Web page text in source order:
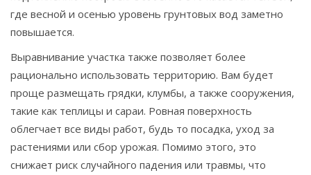
где весной и осенью уровень грунтовых вод заметно
повышается.
Выравнивание участка также позволяет более
рационально использовать территорию. Вам будет
проще размещать грядки, клумбы, а также сооружения,
такие как теплицы и сараи. Ровная поверхность
облегчает все виды работ, будь то посадка, уход за
растениями или сбор урожая. Помимо этого, это
снижает риск случайного падения или травмы, что